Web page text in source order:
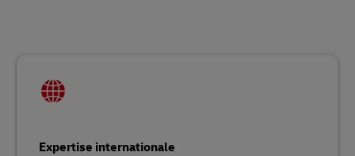
Expertise internationale